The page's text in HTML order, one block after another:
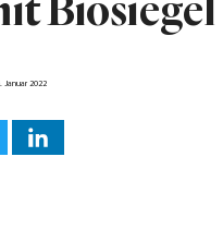
Biosiegel
Januar 2022